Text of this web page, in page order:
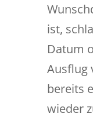
ist,
Datum
Ausflug
bereits
wieder